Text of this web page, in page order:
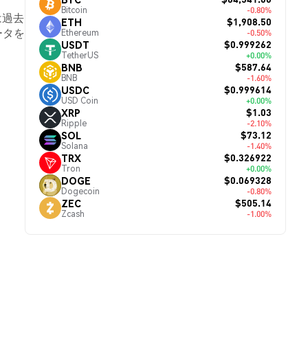
去
を
Bitcoin -0.80%
ETH
Ethereum
$1,908.50
-0.50%
USDT
TetherUS
$0.999262
+0.00%
BNB
BNB
$587.64
-1.60%
USDC
USD Coin
$0.999614
+0.00%
XRP
Ripple
$1.03
-2.10%
SOL
Solana
$73.12
-1.40%
TRX
Tron
$0.326922
+0.00%
DOGE
Dogecoin
$0.069328
-0.80%
ZEC
Zcash
$505.14
-1.00%